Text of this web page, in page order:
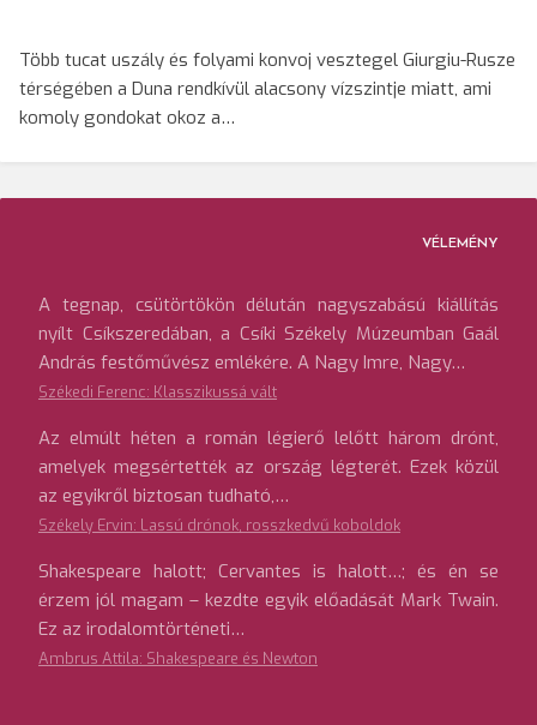
Több tucat uszály és folyami konvoj vesztegel Giurgiu-Rusze
térségében a Duna rendkívül alacsony vízszintje miatt, ami
komoly gondokat okoz a…
VÉLEMÉNY
A tegnap, csütörtökön délután nagyszabású kiállítás
nyílt Csíkszeredában, a Csíki Székely Múzeumban Gaál
András festőművész emlékére. A Nagy Imre, Nagy…
Székedi Ferenc: Klasszikussá vált
Az elmúlt héten a román légierő lelőtt három drónt,
amelyek megsértették az ország légterét. Ezek közül
az egyikről biztosan tudható,…
Székely Ervin: Lassú drónok, rosszkedvű koboldok
Shakespeare halott; Cervantes is halott…; és én se
érzem jól magam – kezdte egyik előadását Mark Twain.
Ez az irodalomtörténeti…
Ambrus Attila: Shakespeare és Newton